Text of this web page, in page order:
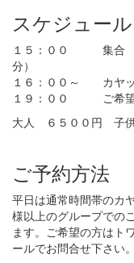
スケジュー
１５：００ 集合 フ
分）
１６：００～ カヤ
１９：００ ご希望
大人 ６５００円 子
ご予約方法
平日は通常時間帯のカ
様以上のグループでの
ます。ご希望の方はト
ールでお問合せ下さい。